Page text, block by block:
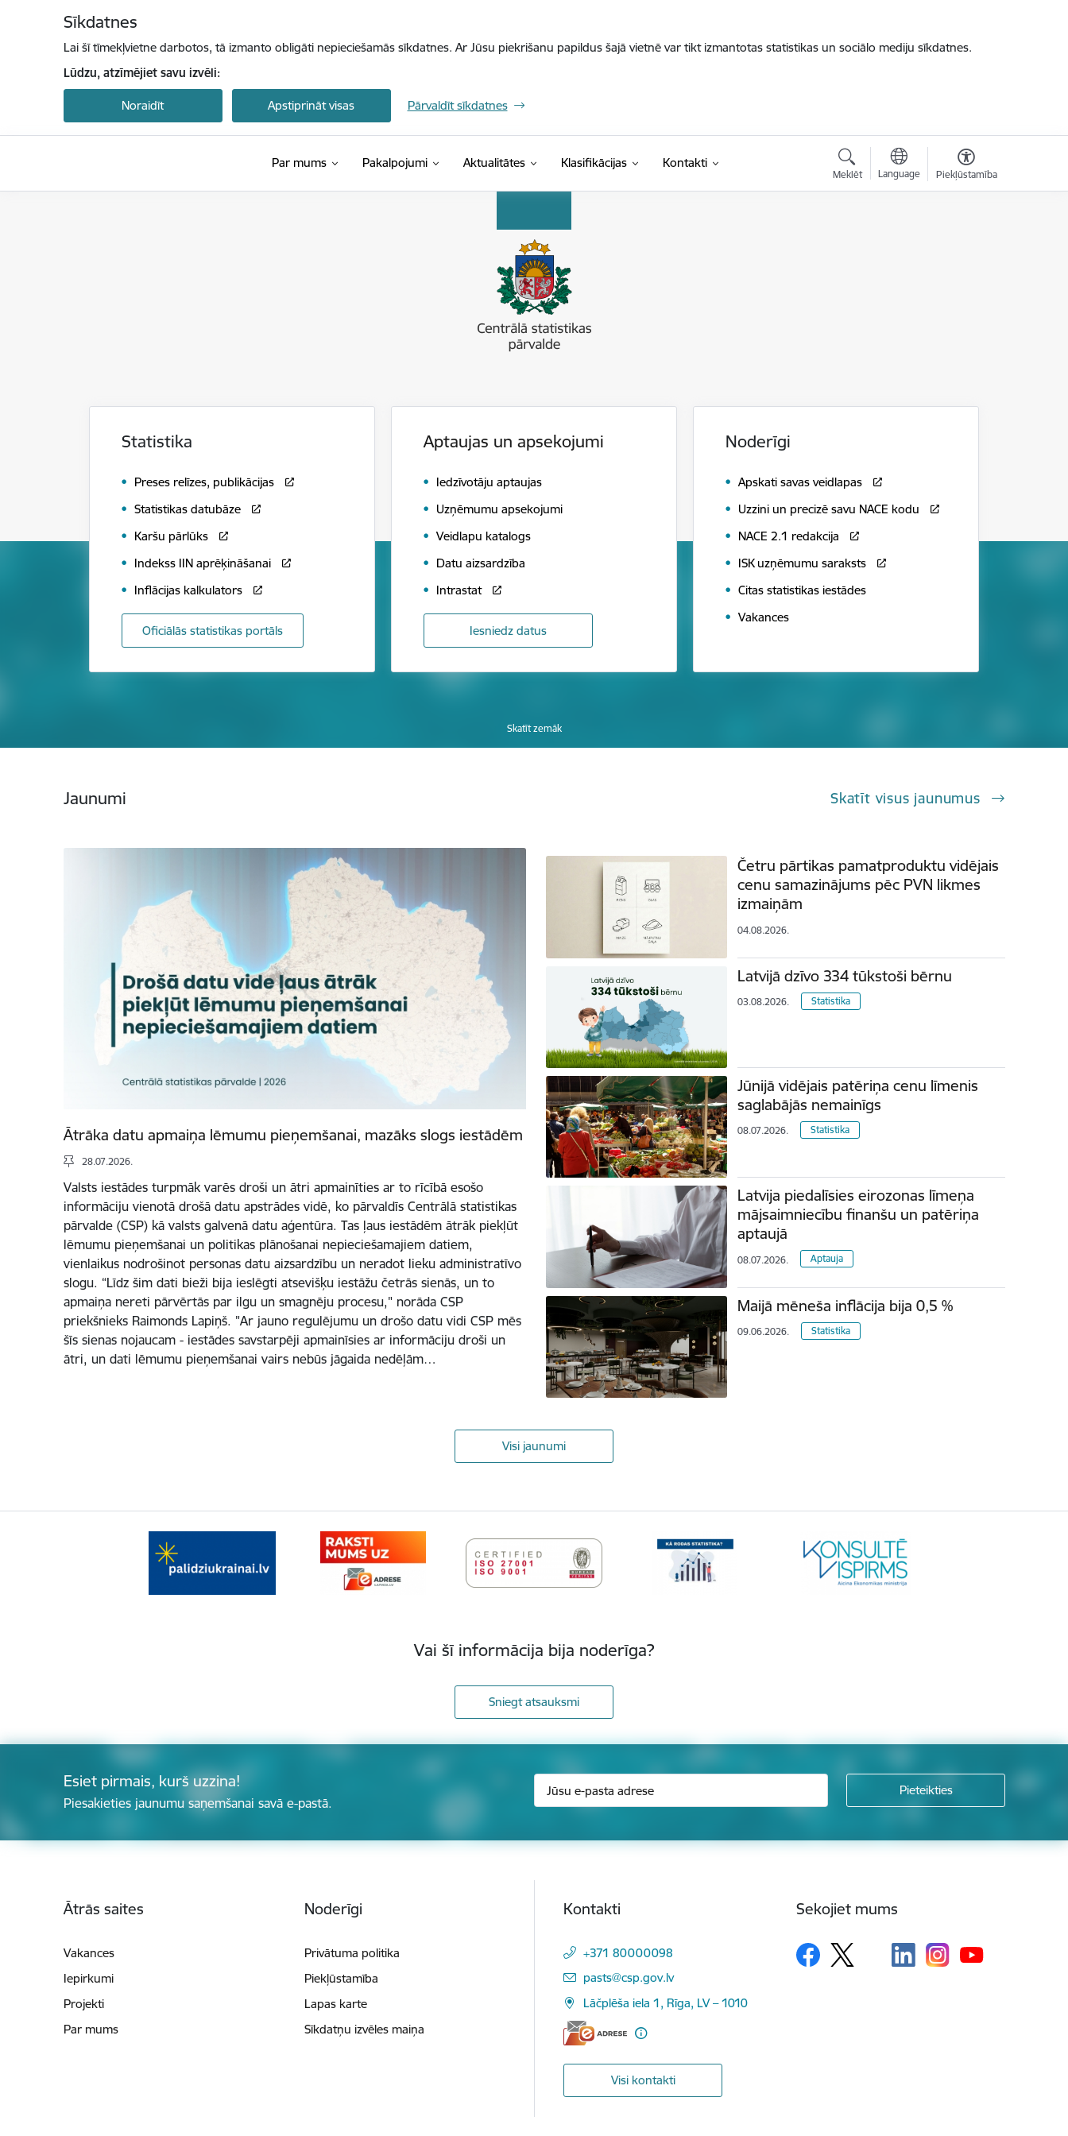
Sīkdatnes
Lai šī tīmekļvietne darbotos, tā izmanto obligāti nepieciešamās sīkdatnes. Ar Jūsu piekrišanu papildus šajā vietnē var tikt izmantotas statistikas un sociālo mediju sīkdatnes.
Lūdzu, atzīmējiet savu izvēli:
Noraidīt Apstiprināt visas Pārvaldīt sīkdatnes
Par mums Pakalpojumi Aktualitātes Klasifikācijas(Ārējā saite)
Kontakti
Meklēt Language Piekļūstamība
Statistika
Preses relīzes, publikācijas
Statistikas datubāze
Karšu pārlūks
Indekss IIN aprēķināšanai
Inflācijas kalkulators
Oficiālās statistikas portāls
Aptaujas un apsekojumi
Iedzīvotāju aptaujas
Uzņēmumu apsekojumi
Veidlapu katalogs
Datu aizsardzība
Intrastat
Iesniedz datus
Noderīgi
Apskati savas veidlapas
Uzzini un precizē savu NACE kodu
NACE 2.1 redakcija
ISK uzņēmumu saraksts
Citas statistikas iestādes
Vakances
Skatīt zemāk
Jaunumi Skatīt visus jaunumus
Ātrāka datu apmaiņa lēmumu pieņemšanai, mazāks slogs iestādēm
28.07.2026.
Valsts iestādes turpmāk varēs droši un ātri apmainīties ar to rīcībā esošo
informāciju vienotā drošā datu apstrādes vidē, ko pārvaldīs Centrālā statistikas
pārvalde (CSP) kā valsts galvenā datu aģentūra. Tas ļaus iestādēm ātrāk piekļūt
lēmumu pieņemšanai un politikas plānošanai nepieciešamajiem datiem,
vienlaikus nodrošinot personas datu aizsardzību un neradot lieku administratīvo
slogu. “Līdz šim dati bieži bija ieslēgti atsevišķu iestāžu četrās sienās, un to
apmaiņa nereti pārvērtās par ilgu un smagnēju procesu," norāda CSP
priekšnieks Raimonds Lapiņš. "Ar jauno regulējumu un drošo datu vidi CSP mēs
šīs sienas nojaucam - iestādes savstarpēji apmainīsies ar informāciju droši un
ātri, un dati lēmumu pieņemšanai vairs nebūs jāgaida nedēļām…
Četru pārtikas pamatproduktu vidējais
cenu samazinājums pēc PVN likmes
izmaiņām
04.08.2026.
Latvijā dzīvo 334 tūkstoši bērnu
03.08.2026. Statistika
Jūnijā vidējais patēriņa cenu līmenis
saglabājās nemainīgs
08.07.2026. Statistika
Latvija piedalīsies eirozonas līmeņa
mājsaimniecību finanšu un patēriņa
aptaujā
08.07.2026. Aptauja
Maijā mēneša inflācija bija 0,5 %
09.06.2026. Statistika
Visi jaunumi
Vai šī informācija bija noderīga?
Sniegt atsauksmi
Esiet pirmais, kurš uzzina!
Piesakieties jaunumu saņemšanai savā e-pastā.
Ātrās saites
Vakances
Iepirkumi
Projekti
Par mums
Noderīgi
Privātuma politika
Piekļūstamība
Lapas karte
Sīkdatņu izvēles maiņa
Kontakti
+371 80000098
E-pasts:
pasts@csp.gov.lv
Lāčplēša iela 1, Rīga, LV – 1010
Visi kontakti
Sekojiet mums